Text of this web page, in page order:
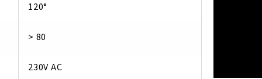
120°
> 80
230V AC